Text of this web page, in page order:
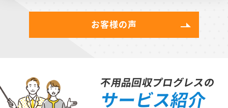
お客様の声
不用品回収プログレスの
サービス紹介